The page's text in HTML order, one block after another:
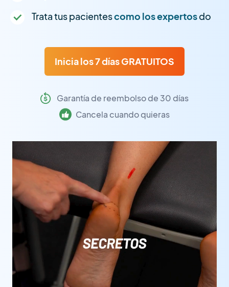
Trata tus pacientescomo los expertosdo
Inicia los 7 días GRATUITOS
Garantía de reembolso de 30 días
Cancela cuando quieras